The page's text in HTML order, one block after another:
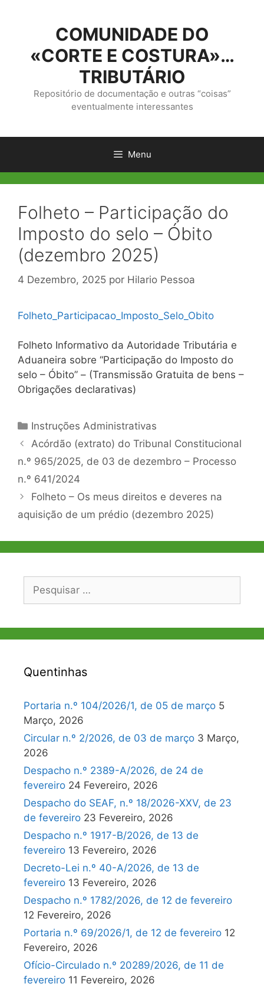
conteúdo
COMUNIDADE DO
«CORTE E COSTURA»…
TRIBUTÁRIO
Repositório de documentação e outras “coisas”
eventualmente interessantes
Menu
Folheto – Participação do
Imposto do selo – Óbito
(dezembro 2025)
4 Dezembro, 2025 por Hilario Pessoa
Folheto_Participacao_Imposto_Selo_Obito
Folheto Informativo da Autoridade Tributária e
Aduaneira sobre “Participação do Imposto do
selo – Óbito” – (Transmissão Gratuita de bens –
Obrigações declarativas)
Categorias
Instruções Administrativas
Navegação
de
Acórdão (extrato) do Tribunal Constitucional
n.º 965/2025, de 03 de dezembro – Processo
n.º 641/2024
Folheto – Os meus direitos e deveres na
aquisição de um prédio (dezembro 2025)
Pesquisar
Quentinhas
Portaria n.º 104/2026/1, de 05 de março 5
Março, 2026
Circular n.º 2/2026, de 03 de março 3 Março,
2026
Despacho n.º 2389-A/2026, de 24 de
fevereiro 24 Fevereiro, 2026
Despacho do SEAF, n.º 18/2026-XXV, de 23
de fevereiro 23 Fevereiro, 2026
Despacho n.º 1917-B/2026, de 13 de
fevereiro 13 Fevereiro, 2026
Decreto-Lei n.º 40-A/2026, de 13 de
fevereiro 13 Fevereiro, 2026
Despacho n.º 1782/2026, de 12 de fevereiro
12 Fevereiro, 2026
Portaria n.º 69/2026/1, de 12 de fevereiro 12
Fevereiro, 2026
Ofício-Circulado n.º 20289/2026, de 11 de
fevereiro 11 Fevereiro, 2026